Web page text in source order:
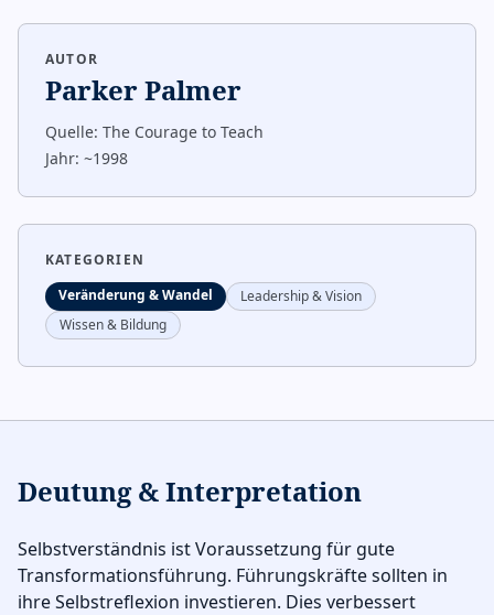
AUTOR
Parker Palmer
Quelle: The Courage to Teach
Jahr: ~1998
KATEGORIEN
Veränderung & Wandel
Leadership & Vision
Wissen & Bildung
Deutung & Interpretation
Selbstverständnis ist Voraussetzung für gute
Transformationsführung. Führungskräfte sollten in
ihre Selbstreflexion investieren. Dies verbessert